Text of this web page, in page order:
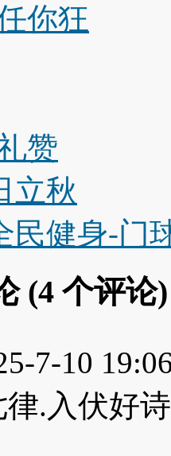
你狂
赞
立秋
民健身-门
(4 个评论)
7-10
.入伏好